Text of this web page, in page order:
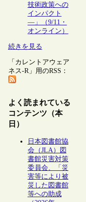
技術政策への
インパクト
―」（9/11・
オンライン）
続きを見る
「カレントアウェア
ネス-R」用のRSS：
よく読まれている
コンテンツ（本
日）
日本図書館協
会（JLA）図
書館災害対策
委員会、「災
害等により被
災した図書館
等への助成